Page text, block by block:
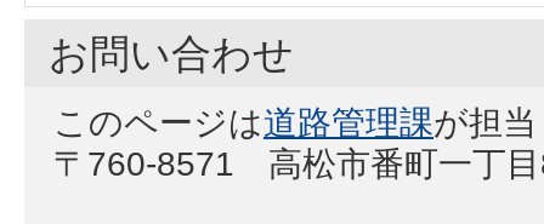
お問い合わせ
このページは道路管理課が担
〒760-8571 高松市番町一丁